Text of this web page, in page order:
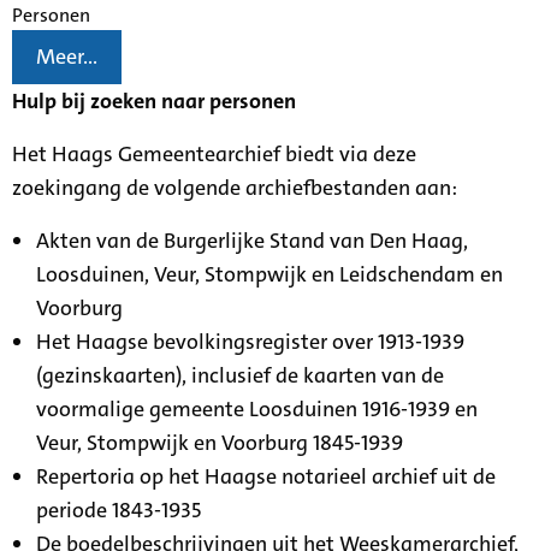
Personen
Meer...
Hulp bij zoeken naar personen
Het Haags Gemeentearchief biedt via deze
zoekingang de volgende archiefbestanden aan:
Akten van de Burgerlijke Stand van Den Haag,
Loosduinen, Veur, Stompwijk en Leidschendam en
Voorburg
Het Haagse bevolkingsregister over 1913-1939
(gezinskaarten), inclusief de kaarten van de
voormalige gemeente Loosduinen 1916-1939 en
Veur, Stompwijk en Voorburg 1845-1939
Repertoria op het Haagse notarieel archief uit de
periode 1843-1935
De boedelbeschrijvingen uit het Weeskamerarchief,